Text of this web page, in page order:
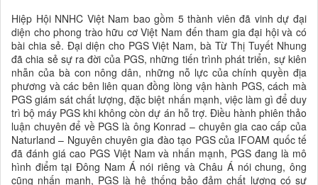
Hiệp Hội NNHC Việt Nam bao gồm 5 thành viên đã vinh dự đại
diện cho phong trào hữu cơ Việt Nam đến tham gia đại hội và có
bài chia sẻ. Đại diện cho PGS Việt Nam, bà Từ Thị Tuyết Nhung
đã chia sẻ sự ra đời của PGS, những tiến trình phát triển, sự kiên
nhẫn của bà con nông dân, những nỗ lực của chính quyền địa
phương và các bên liên quan đồng lòng vận hành PGS, cách mà
PGS giám sát chất lượng, đặc biệt nhấn mạnh, việc làm gì để duy
trì bộ máy PGS khi không còn dự án hỗ trợ. Điều hành phiên thảo
luận chuyên để về PGS là ông Konrad – chuyên gia cao cấp của
Naturland – Nguyên chuyên gia đào tạo PGS của IFOAM quốc tế
đã đánh giá cao PGS Việt Nam và nhấn mạnh, PGS đang là mô
hình điểm tại Đông Nam Á nói riêng và Châu Á nói chung, ông
cũng nhấn mạnh, PGS là hệ thống bảo đảm chất lượng có sự